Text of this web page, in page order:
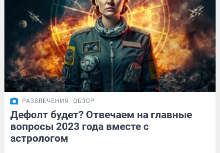
РАЗВЛЕЧЕНИЯ ОБЗОР
Дефолт будет? Отвечаем на главные
вопросы 2023 года вместе с
астрологом